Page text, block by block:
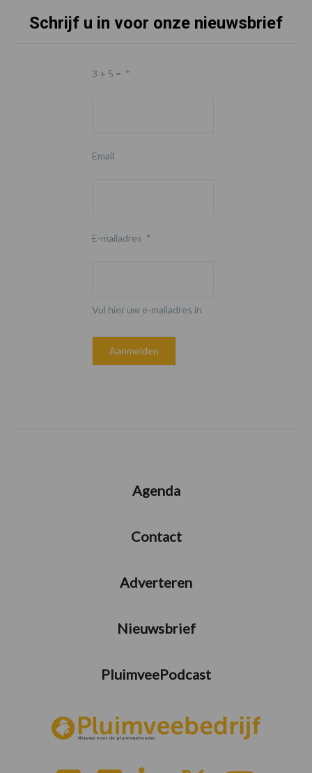
Schrijf u in voor onze nieuwsbrief
3 + 5 = *
Email
E-mailadres *
Vul hier uw e-mailadres in
Agenda
Contact
Adverteren
Nieuwsbrief
PluimveePodcast